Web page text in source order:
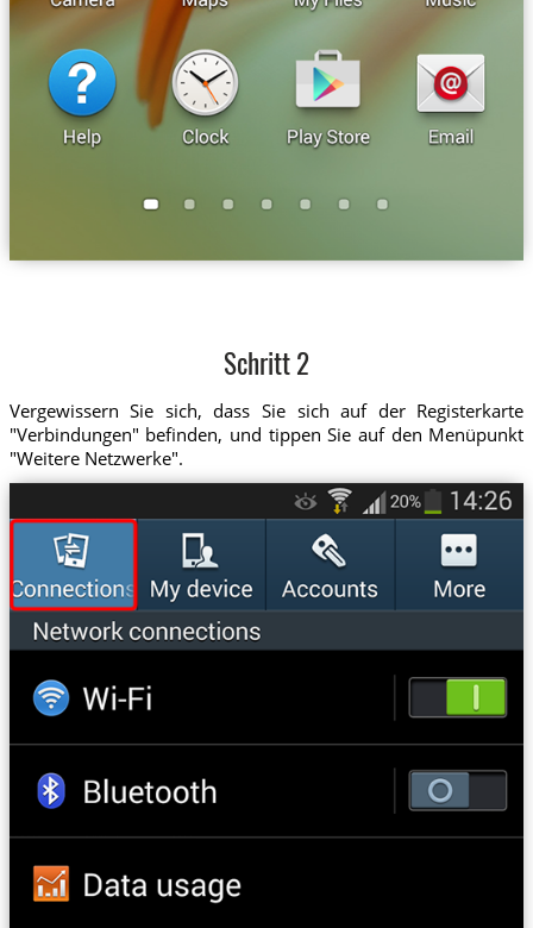
Schritt 2
Vergewissern Sie sich, dass Sie sich auf der Registerkarte
"Verbindungen" befinden, und tippen Sie auf den Menüpunkt
"Weitere Netzwerke".